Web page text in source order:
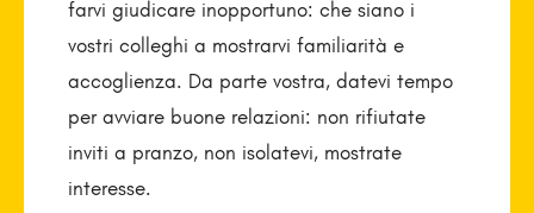
farvi giudicare inopportuno: che siano i
vostri colleghi a mostrarvi familiarità e
accoglienza. Da parte vostra, datevi tempo
per avviare buone relazioni: non rifiutate
inviti a pranzo, non isolatevi, mostrate
interesse.